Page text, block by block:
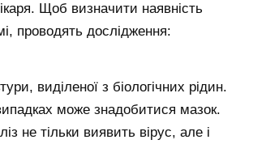
Щоб визначити наявність
проводять дослідження:
виділеної з біологічних рідин.
може знадобитися мазок.
не тільки виявить вірус, але і